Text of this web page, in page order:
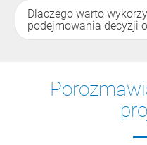
Dlaczego warto
podejmowania decyzji